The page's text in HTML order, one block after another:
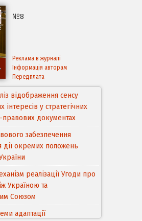
№8
Реклама в журналі
Інформація авторам
Передплата
відображення сенсу
інтересів у стратегічних
документах
забезпечення
дії окремих положень
реалізації Угоди про
Україною та
Cоюзом
адаптації